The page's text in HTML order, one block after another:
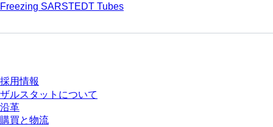
Freezing SARSTEDT Tubes
採用情報
ザルスタットについて
沿革
購買と物流